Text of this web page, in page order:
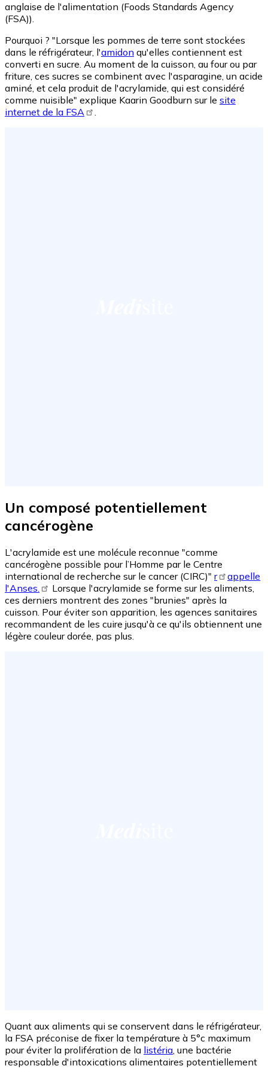
anglaise de l'alimentation (Foods Standards Agency
(FSA)).
Pourquoi ? "Lorsque les pommes de terre sont stockées
dans le réfrigérateur, l'amidon qu'elles contiennent est
converti en sucre. Au moment de la cuisson, au four ou par
friture, ces sucres se combinent avec l'asparagine, un acide
aminé, et cela produit de l'acrylamide, qui est considéré
comme nuisible" explique Kaarin Goodburn sur le site
internet de la FSA
.
Un composé potentiellement
cancérogène
L'acrylamide est une molécule reconnue "comme
cancérogène possible pour l’Homme par le Centre
international de recherche sur le cancer (CIRC)" r
appelle
l'Anses.
Lorsque l'acrylamide se forme sur les aliments,
ces derniers montrent des zones "brunies" après la
cuisson. Pour éviter son apparition, les agences sanitaires
recommandent de les cuire jusqu'à ce qu'ils obtiennent une
légère couleur dorée, pas plus.
Quant aux aliments qui se conservent dans le réfrigérateur,
la FSA préconise de fixer la température à 5°c maximum
pour éviter la prolifération de la listéria, une bactérie
responsable d'intoxications alimentaires potentiellement